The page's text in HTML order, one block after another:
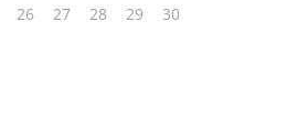
26 27 28 29 30